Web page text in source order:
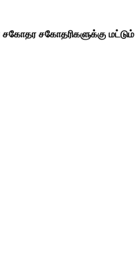
சகோதர சகோதரிகளுக்கு மட்டும்